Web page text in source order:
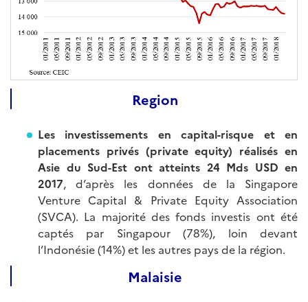
Region
Les investissements en capital-risque et en
placements privés (private equity) réalisés en
Asie du Sud-Est ont atteints 24 Mds USD en
2017, d’après les données de la Singapore
Venture Capital & Private Equity Association
(SVCA). La majorité des fonds investis ont été
captés par Singapour (78%), loin devant
l’Indonésie (14%) et les autres pays de la région.
Malaisie